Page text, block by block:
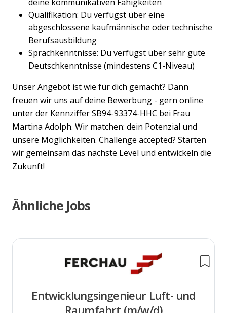
Qualifikation: Du verfügst über eine
abgeschlossene kaufmännische oder technische
Berufsausbildung
Sprachkenntnisse: Du verfügst über sehr gute
Deutschkenntnisse (mindestens C1-Niveau)
Unser Angebot ist wie für dich gemacht? Dann
freuen wir uns auf deine Bewerbung - gern online
unter der Kennziffer SB94-93374-HHC bei Frau
Martina Adolph. Wir matchen: dein Potenzial und
unsere Möglichkeiten. Challenge accepted? Starten
wir gemeinsam das nächste Level und entwickeln die
Zukunft!
Ähnliche Jobs
Entwicklungsingenieur Luft- und